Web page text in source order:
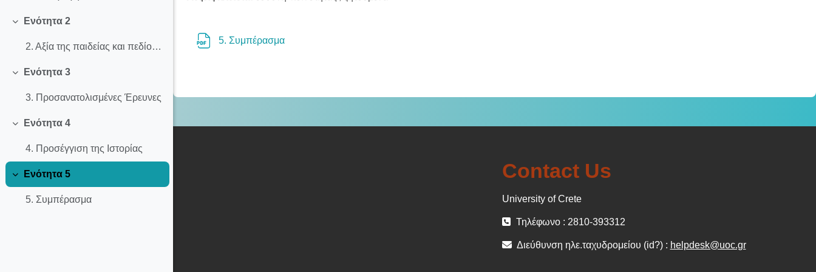
Σύμπτυξη
Ενότητα 2
2. Αξία της παιδείας και πεδίο έρευνας
Σύμπτυξη
Ενότητα 3
3. Προσανατολισμένες Έρευνες
Σύμπτυξη
Ενότητα 4
4. Προσέγγιση της Ιστορίας
Σύμπτυξη
Ενότητα 5
5. Συμπέρασμα
5. Συμπέρασμα
Contact Us
University of Crete
Τηλέφωνο : 2810-393312
Διεύθυνση ηλε.ταχυδρομείου (id?) : helpdesk@uoc.gr